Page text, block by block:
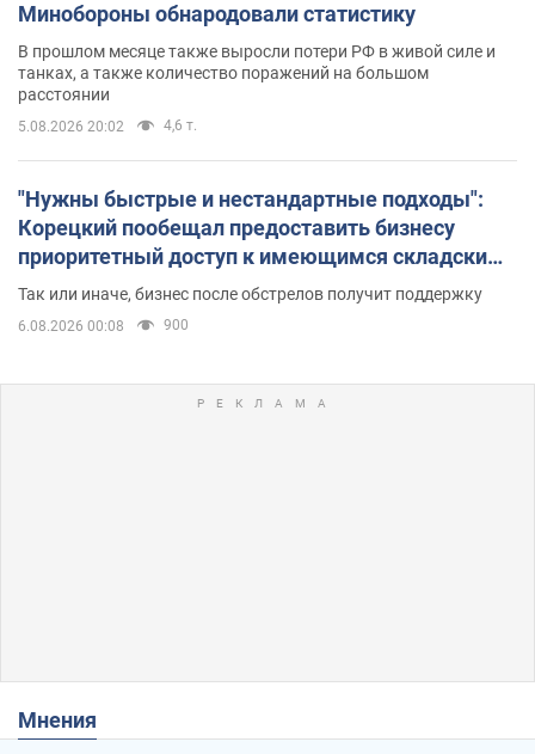
Минобороны обнародовали статистику
В прошлом месяце также выросли потери РФ в живой силе и
танках, а также количество поражений на большом
расстоянии
5.08.2026 20:02 4,6 т.
"Нужны быстрые и нестандартные подходы":
Корецкий пообещал предоставить бизнесу
приоритетный доступ к имеющимся складским
помещениям
Так или иначе, бизнес после обстрелов получит поддержку
6.08.2026 00:08 900
Мнения